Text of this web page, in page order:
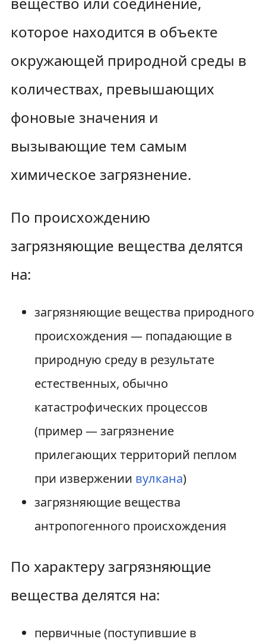
которое находится в объекте
окружающей природной среды в
количествах, превышающих
фоновые значения и
вызывающие тем самым
химическое загрязнение.
По происхождению
загрязняющие вещества делятся
на:
загрязняющие вещества природного
происхождения — попадающие в
природную среду в результате
естественных, обычно
катастрофических процессов
(пример — загрязнение
прилегающих территорий пеплом
при извержении вулкана)
загрязняющие вещества
антропогенного происхождения
По характеру загрязняющие
вещества делятся на:
первичные (поступившие в